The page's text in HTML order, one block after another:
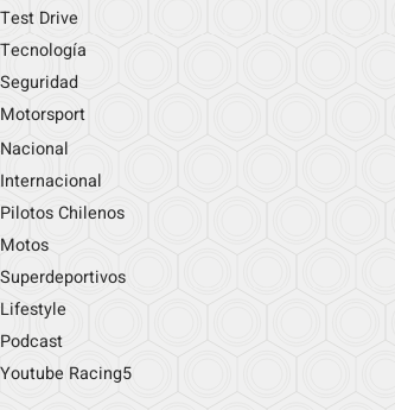
Test Drive
Tecnología
Seguridad
Motorsport
Nacional
Internacional
Pilotos Chilenos
Motos
Superdeportivos
Lifestyle
Podcast
Youtube Racing5